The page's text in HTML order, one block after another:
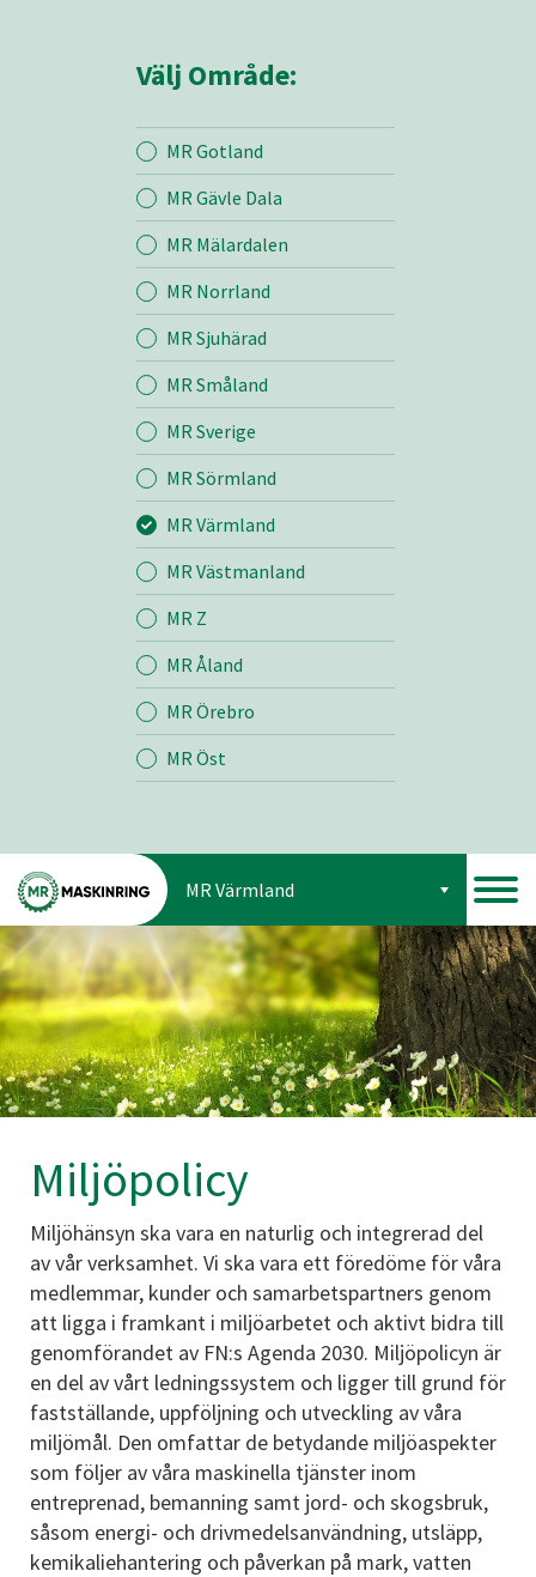
Mina sidor
MR Värmland
Entreprenad
Bemanning
Välj Område:
MR Gotland
MR Gävle Dala
MR Mälardalen
MR Norrland
MR Sjuhärad
MR Småland
MR Sverige
MR Sörmland
MR Värmland
MR Västmanland
MR Z
MR Åland
MR Örebro
MR Öst
MR Värmland
Miljöpolicy
Miljöhänsyn ska vara en naturlig och integrerad del
av vår verksamhet. Vi ska vara ett föredöme för våra
medlemmar, kunder och samarbetspartners genom
att ligga i framkant i miljöarbetet och aktivt bidra till
genomförandet av FN:s Agenda 2030. Miljöpolicyn är
en del av vårt ledningssystem och ligger till grund för
fastställande, uppföljning och utveckling av våra
miljömål. Den omfattar de betydande miljöaspekter
som följer av våra maskinella tjänster inom
entreprenad, bemanning samt jord- och skogsbruk,
såsom energi- och drivmedelsanvändning, utsläpp,
kemikaliehantering och påverkan på mark, vatten